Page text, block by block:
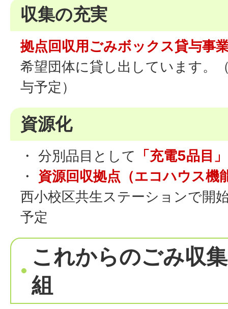
収集の充実
拠点回収用ごみボックス貸与事
希望団体に貸し出しています。
与予定）
資源化
・ 分別品目として 「充電5品目」
・ 資源回収拠点（エコハウス機
西小校区共生ステーションで開
予定
これからのごみ収
組